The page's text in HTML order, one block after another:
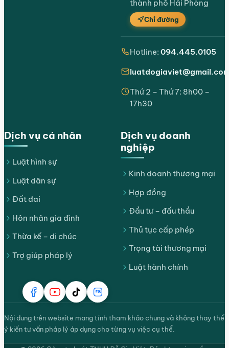
Dịch vụ cá nhân
Luật hình sự
Luật dân sự
Đất đai
Hôn nhân gia đình
Thừa kế – di chúc
Trợ giúp pháp lý
Dịch vụ doanh
nghiệp
Kinh doanh thương mại
Hợp đồng
Đầu tư – đấu thầu
Thủ tục cấp phép
Trọng tài thương mại
Luật hành chính
thành phố Hải Phòng
Chỉ đường
Hotline: 094.445.0105
Thứ 2 – Thứ 7: 8h00 –
17h30
Nội dung trên website mang tính tham khảo chung và không thay thế
ý kiến tư vấn pháp lý áp dụng cho từng vụ việc cụ thể.